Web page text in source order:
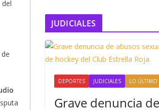
JUDICIALES
DEPORTES JUDICIALES LO ÚLTIMO
Grave denuncia